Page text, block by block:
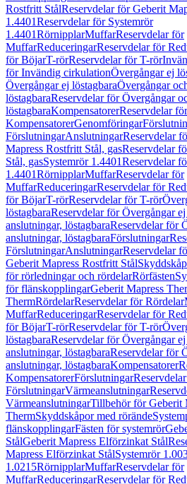
Rostfritt StålReservdelar för Geberit
1.4401Reservdelar för Systemrör
1.4401RörnipplarMuffarReservdelar för
MuffarReduceringarReservdelar för
för BöjarT-rörReservdelar för T-rör
för Invändig cirkulationÖvergångar ej
Övergångar ej löstagbaraÖvergångar
löstagbaraReservdelar för Övergångar
löstagbaraKompensatorerReservdelar för
KompensatorerGenomföringar
FörslutningarAnslutningarReservdelar
Mapress Rostfritt Stål, gasReservdelar
Stål, gasSystemrör 1.4401Reservdelar
1.4401RörnipplarMuffarReservdelar för
MuffarReduceringarReservdelar för
för BöjarT-rörReservdelar för T-rör
löstagbaraReservdelar för Övergångar ej
anslutningar, löstagbaraReservdelar för
anslutningar, löstagbaraFörslutningar
FörslutningarAnslutningarReservdelar
Geberit Mapress Rostfritt Stål
för rörledningar och rördelarRörfästen
för flänskopplingarGeberit Mapress
ThermRördelarReservdelar för Rördelar
MuffarReduceringarReservdelar för
för BöjarT-rörReservdelar för T-rör
löstagbaraReservdelar för Övergångar ej
anslutningar, löstagbaraReservdelar för
anslutningar, löstagbaraKompensatorer
KompensatorerFörslutningar
FörslutningarVärmeanslutningar
VärmeanslutningarTillbehör för Geberit
ThermSkyddskåpor med rörände
flänskopplingarFästen för systemrör
StålGeberit Mapress Elförzinkat Stål
Mapress Elförzinkat StålSystemrör
1.0215RörnipplarMuffarReservdelar för
MuffarReduceringarReservdelar för